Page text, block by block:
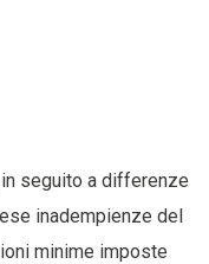
seguito a differenze
inadempienze del
minime imposte